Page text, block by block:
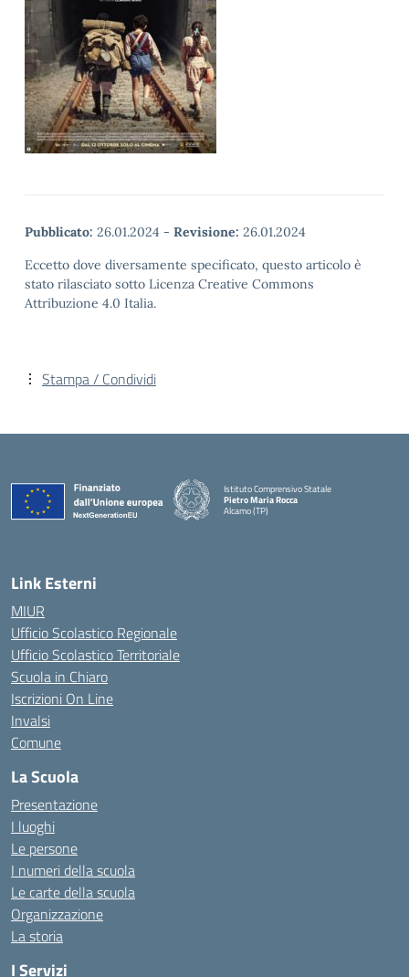
Pubblicato: 26.01.2024 - Revisione: 26.01.2024
Eccetto dove diversamente specificato, questo articolo è
stato rilasciato sotto Licenza Creative Commons
Attribuzione 4.0 Italia.
Stampa / Condividi
Istituto Comprensivo Statale
Pietro Maria Rocca
Alcamo (TP)
Link Esterni
MIUR
Ufficio Scolastico Regionale
Ufficio Scolastico Territoriale
Scuola in Chiaro
Iscrizioni On Line
Invalsi
Comune
La Scuola
Presentazione
I luoghi
Le persone
I numeri della scuola
Le carte della scuola
Organizzazione
La storia
I Servizi